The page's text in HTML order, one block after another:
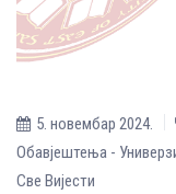
5. новембар 2024.
Обавјештења -
Све Вијести